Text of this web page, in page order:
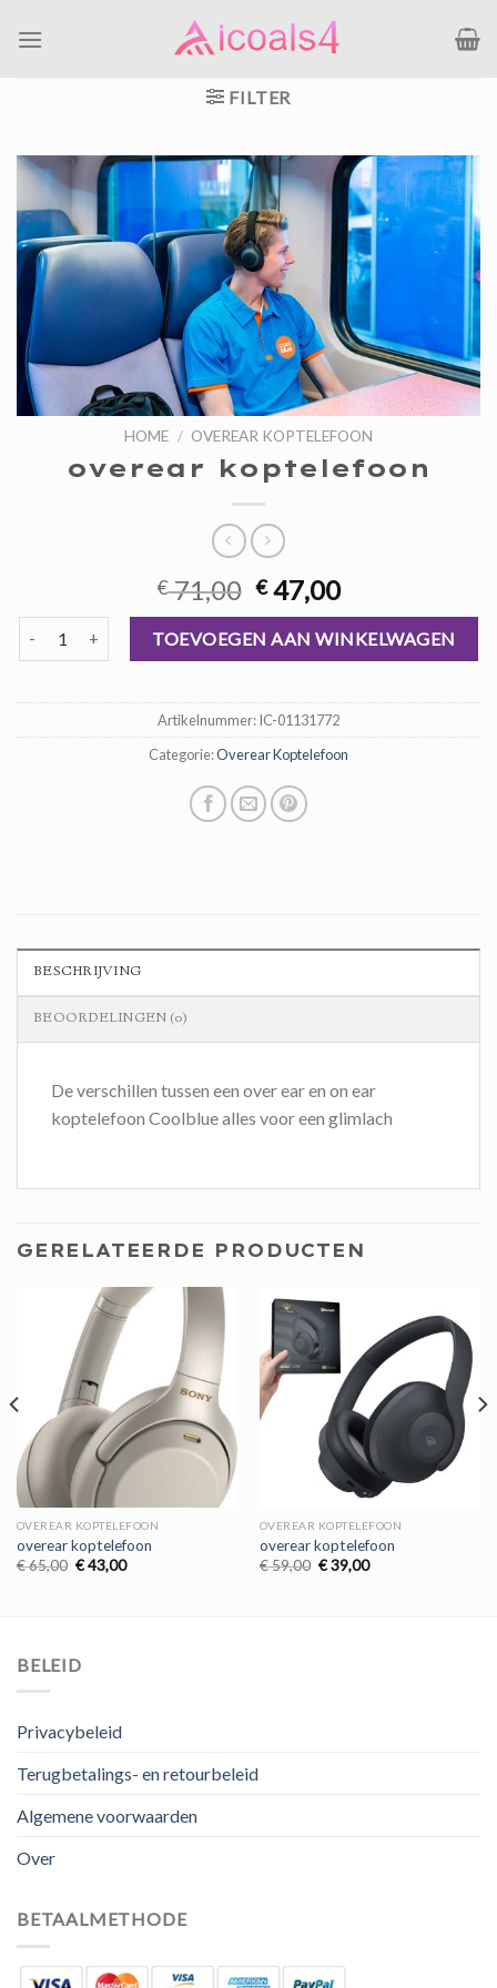
naar
FILTER
HOME / OVEREAR KOPTELEFOON
overear koptelefoon
€71,00 Oorspronkelijke
prijs
was:
€ 71,00.
€47,00Huidige
prijs
is:
€ 47,00.
overear koptelefoon aantalTOEVOEGEN AAN WINKELWAGEN
Artikelnummer:IC-01131772
Categorie:Overear Koptelefoon
BESCHRIJVING
BEOORDELINGEN (0)
De verschillen tussen een over ear en on ear
koptelefoon Coolblue alles voor een glimlach
GERELATEERDE PRODUCTEN
OVEREAR KOPTELEFOON
overear koptelefoon
€65,00 Oorspronkelijke
€43,00Huidige
OVEREAR KOPTELEFOON
overear koptelefoon
€59,00 Oorspronkelijke
€39,00Huidige
BELEID
Privacybeleid
Terugbetalings- en retourbeleid
Algemene voorwaarden
Over
BETAALMETHODE